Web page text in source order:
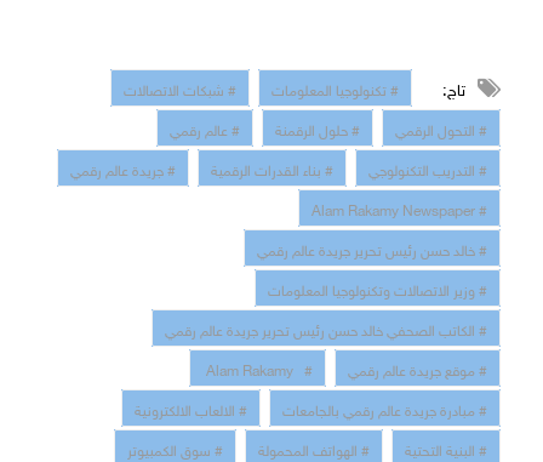
تاج: # تكنولوجيا المعلومات
# شبكات الاتصالات
# التحول الرقمي
# حلول الرقمنة
# عالم رقمي
# التدريب التكنولوجي
# بناء القدرات الرقمية
# جريدة عالم رقمي
# Alam Rakamy Newspaper
# خالد حسن رئيس تحرير جريدة عالم رقمي
# وزير الاتصالات وتكنولوجيا المعلومات
# الكاتب الصحفي خالد حسن رئيس تحرير جريدة عالم رقمي
# موقع جريدة عالم رقمي
# Alam Rakamy
# مبادرة جريدة عالم رقمي بالجامعات
# الالعاب الالكترونية
# البنية التحتية
# الهواتف المحمولة
# سوق الكمبيوتر